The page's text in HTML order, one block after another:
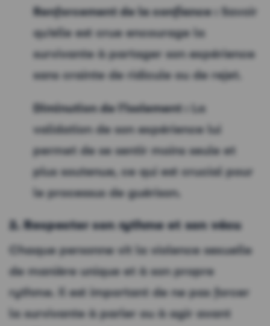
Renforcement de la confiance :
Savoir
qu’elle est crue encourage la
survivante à partager son expérience
sans crainte de ridicule ou de rejet.
Diminution de l’isolement :
La
validation de son expérience lui
permet de se sentir moins seule et
plus soutenue, ce qui est crucial pour
le processus de guérison.
2. Respecter son rythme et son vécu
Chaque personne vit la violence sexuelle
de manière unique et à son propre
rythme. Il est important de ne pas forcer
la survivante à parler ou à agir avant